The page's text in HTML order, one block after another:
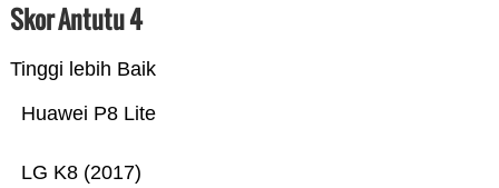
Skor Antutu 4
Tinggi lebih Baik
LG K8 (2017)
Huawei P8 Lite